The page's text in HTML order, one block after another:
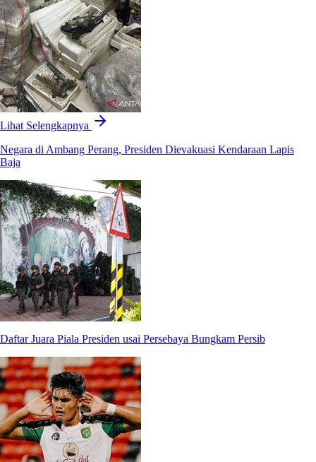
Lihat Selengkapnya
Negara di Ambang Perang, Presiden Dievakuasi Kendaraan Lapis
Baja
Daftar Juara Piala Presiden usai Persebaya Bungkam Persib